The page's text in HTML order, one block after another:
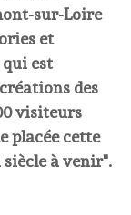
sur-Loire
et
est
des
visiteurs
placée cette
siècle à venir".